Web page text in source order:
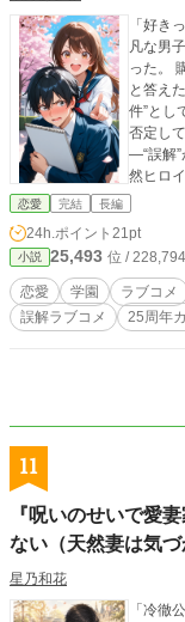
「好き
凡な男
った。 購買で「好きなパンは？」と聞かれ、「好きです！」
と答え
件”とし
否定し
―“誤解”が
然ヒロ
最後は
恋愛 完結 長編
24h.ポイント 21pt
小説 25,493 位 /
恋愛 学園 ラブコメ
誤解ラブコメ
25周年
11
『呪いのせいで愛
ない（天然妻は気づ
星乃和花
「冷徹